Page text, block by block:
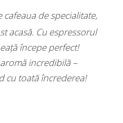
Calcat Polti Vaporella
1750 W, 0.9 l, 4 Bar, 90